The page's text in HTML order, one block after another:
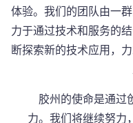
体验。我们的团队由一
力于通过技术和服务的
断探索新的技术应用，
胶州的使命是通过
力。我们将继续努力